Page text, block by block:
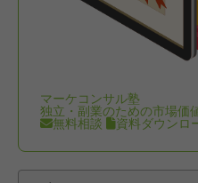
マーケコンサル塾
独立・副業のための市場価
無料相談
資料ダウンロ